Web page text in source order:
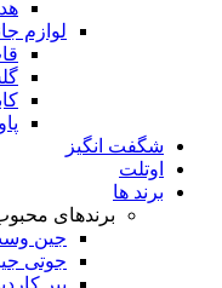
لوازم
شگفت انگیز
اوتلت
برند ها
برندهای
جین
جوتی
پیر